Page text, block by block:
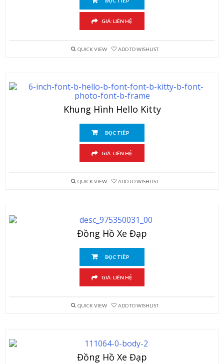
GIÁ: LIÊN HỆ
QUICK VIEW ADD TO WISHLIST
Khung Hình Hello Kitty
ĐỌC TIẾP
GIÁ: LIÊN HỆ
QUICK VIEW ADD TO WISHLIST
Đồng Hồ Xe Đạp
ĐỌC TIẾP
GIÁ: LIÊN HỆ
QUICK VIEW ADD TO WISHLIST
Đồng Hồ Xe Đạp